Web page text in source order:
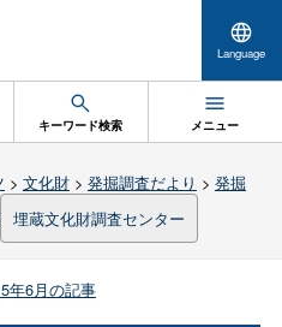
Language
キーワード検索 メニュー
> 文化財> 発掘調査だより > 発掘
埋蔵文化財調査センター
年6月の記事